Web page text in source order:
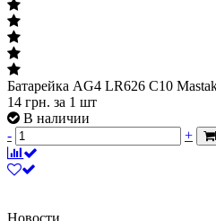
Батарейка AG4 LR626 C10
14 грн. за 1 шт
В наличии
-
+
Новости